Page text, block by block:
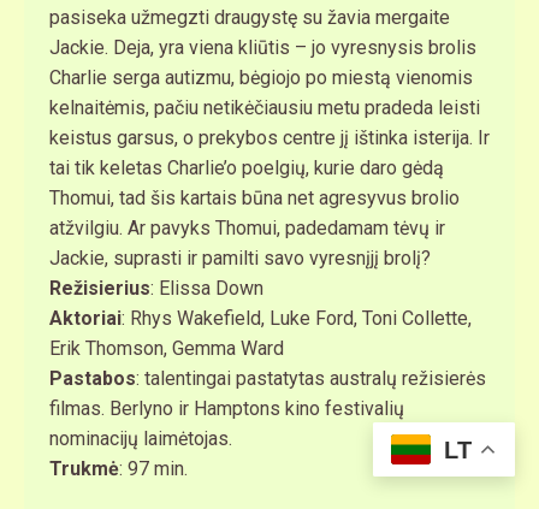
pasiseka užmegzti draugystę su žavia mergaite
Jackie. Deja, yra viena kliūtis – jo vyresnysis brolis
Charlie serga autizmu, bėgiojo po miestą vienomis
kelnaitėmis, pačiu netikėčiausiu metu pradeda leisti
keistus garsus, o prekybos centre jį ištinka isterija. Ir
tai tik keletas Charlie’o poelgių, kurie daro gėdą
Thomui, tad šis kartais būna net agresyvus brolio
atžvilgiu. Ar pavyks Thomui, padedamam tėvų ir
Jackie, suprasti ir pamilti savo vyresnįjį brolį?
Režisierius: Elissa Down
Aktoriai: Rhys Wakefield, Luke Ford, Toni Collette,
Erik Thomson, Gemma Ward
Pastabos: talentingai pastatytas australų režisierės
filmas. Berlyno ir Hamptons kino festivalių
nominacijų laimėtojas.
Trukmė: 97 min.
LT